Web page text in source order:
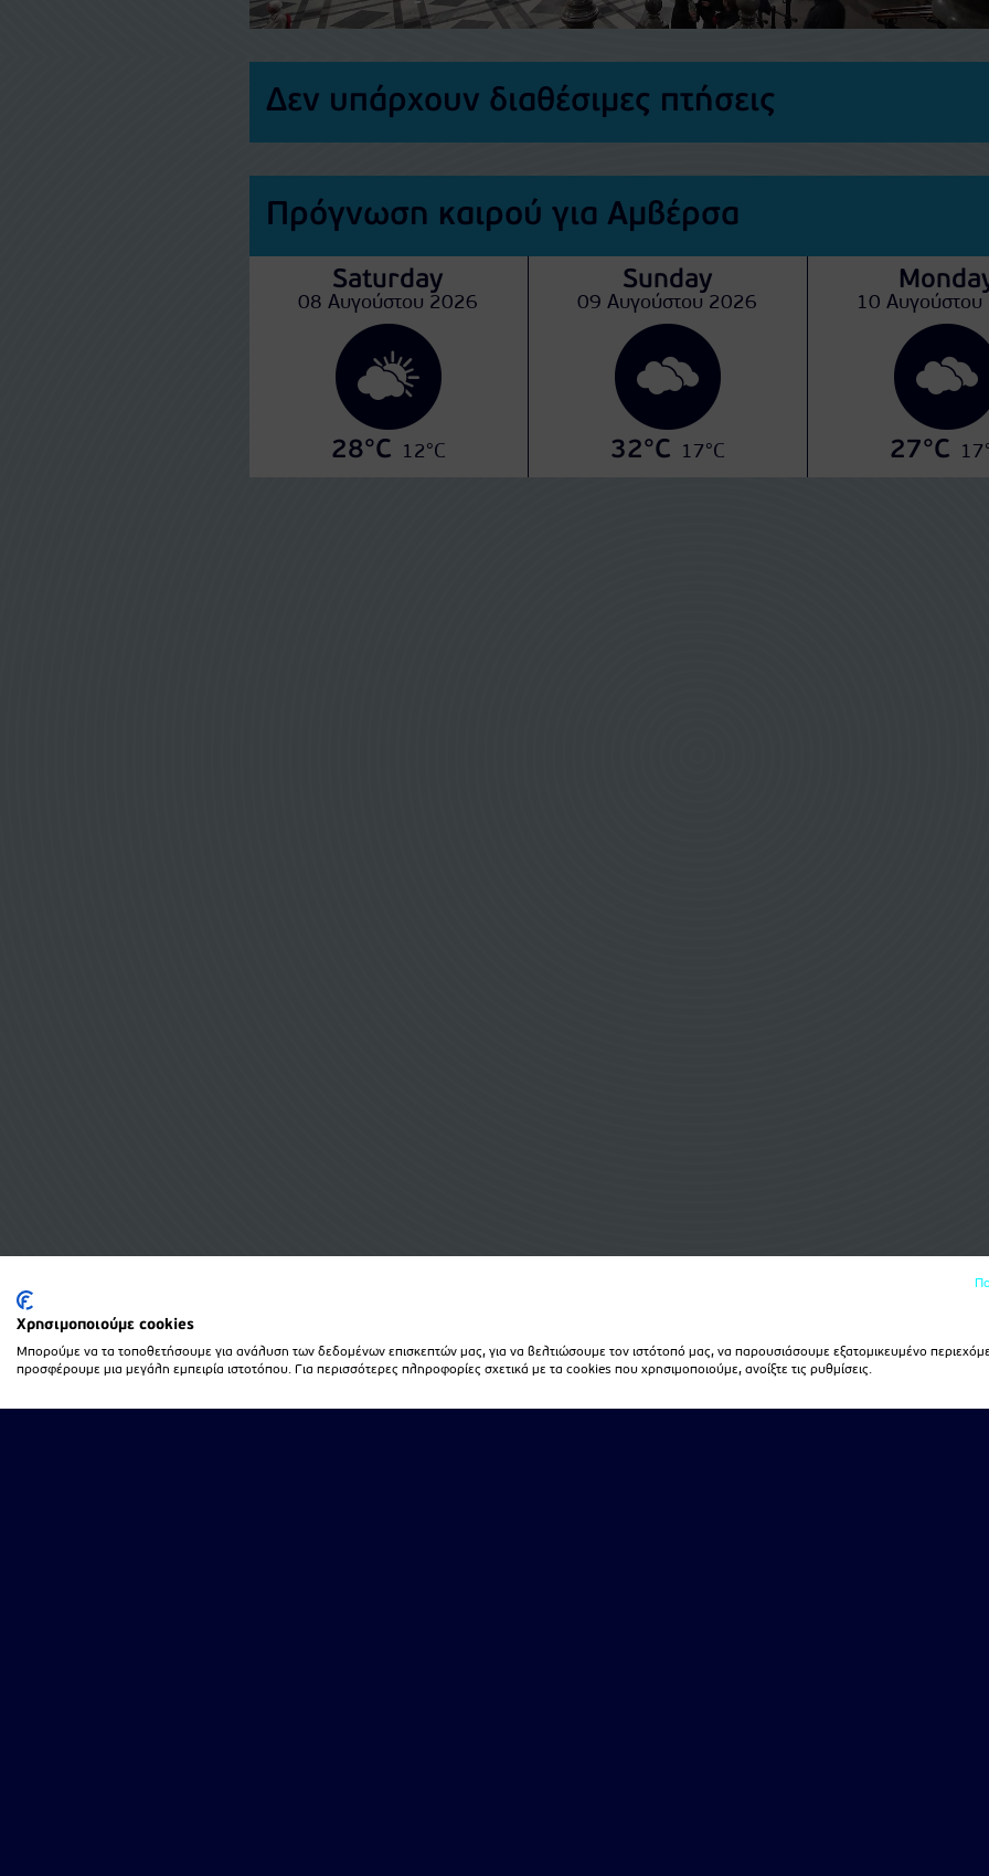
Δεν υπάρχουν διαθέσιμες πτήσεις
Πρόγνωση καιρού για Αμβέρσα
Saturday
08 Αυγούστου 2026
28°C 12°C
Sunday
09 Αυγούστου 2026
32°C 17°C
10
27°C
Χρησιμοποιούμε cookies
Μπορούμε να τα τοποθετήσουμε για ανάλυση των δεδομένων επισκεπτών μας, για να βελτιώσουμε τον ιστότοπό μας, να παρουσιάσουμε εξατομικευμένο
προσφέρουμε μια μεγάλη εμπειρία ιστοτόπου. Για περισσότερες πληροφορίες σχετικά με τα cookies που χρησιμοποιούμε, ανοίξτε τις ρυθμίσεις.